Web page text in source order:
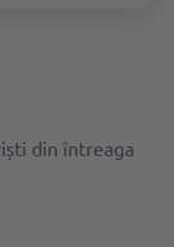
din întreaga